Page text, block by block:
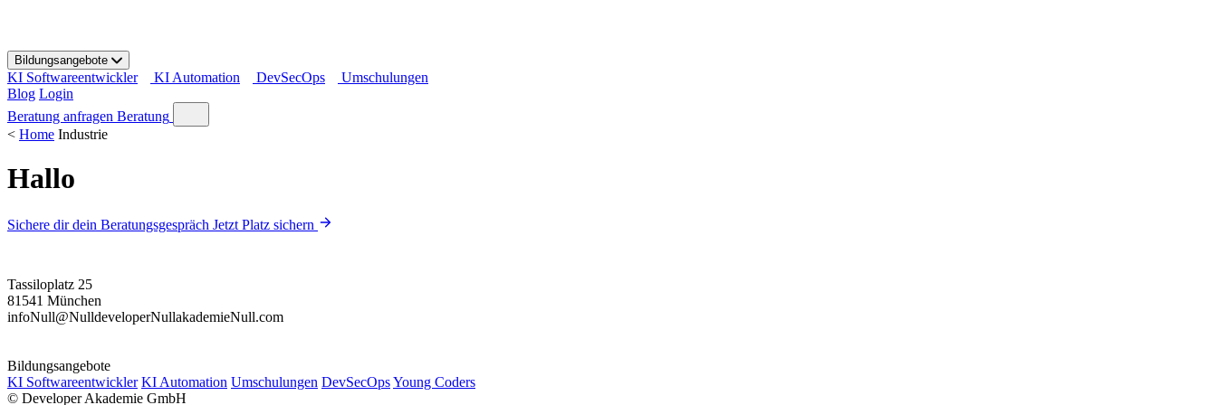
t
o
c
o
n
Bildungsangebote
KI Softwareentwickler KI Automation DevSecOps
Umschulungen
Blog Login
Beratung anfragen Beratung
< Home Industrie
Hallo
Sichere dir dein Beratungsgespräch Jetzt Platz sichern
Tassiloplatz 25
81541 München
infoNull@NulldeveloperNullakademieNull.com
Bildungsangebote
KI Softwareentwickler KI Automation Umschulungen DevSecOpsYoung Coders
© Developer Akademie GmbH